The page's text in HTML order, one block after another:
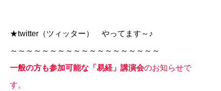
★twitter （ツィッター） やってます～♪
～～～～～～～～～～～～～～～～～～～
一般の方も参加可能な「易経」講演会のお知らせで
す。